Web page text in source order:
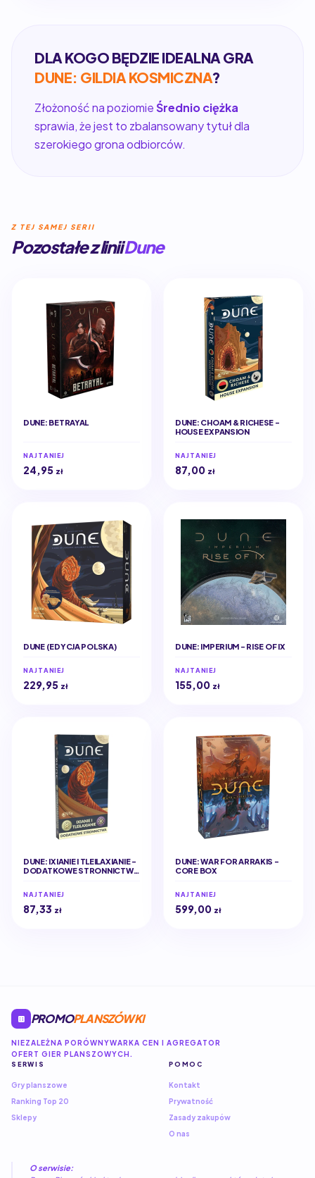
DLA KOGO BĘDZIE IDEALNA GRA
DUNE: GILDIA KOSMICZNA?
Złożoność na poziomieŚrednio ciężka
sprawia, że jest to zbalansowany tytuł dla
szerokiego grona odbiorców.
Z TEJ SAMEJ SERII
Pozostałe z liniiDune
DUNE: BETRAYAL
NAJTANIEJ
24,95 zł
DUNE: CHOAM & RICHESE -
HOUSE EXPANSION
NAJTANIEJ
87,00 zł
DUNE (EDYCJA POLSKA)
NAJTANIEJ
229,95 zł
DUNE: IMPERIUM - RISE OF IX
NAJTANIEJ
155,00 zł
DUNE: IXIANIE I TLEILAXIANIE -
DODATKOWE STRONNICTWA
NAJTANIEJ
87,33 zł
DUNE: WAR FOR ARRAKIS -
CORE BOX
NAJTANIEJ
599,00 zł
PROMOPLANSZÓWKI
NIEZALEŻNA PORÓWNYWARKA CEN I AGREGATOR
OFERT GIER PLANSZOWYCH.
SERWIS
Gry planszowe
Ranking Top 20
Sklepy
POMOC
Kontakt
Prywatność
Zasady zakupów
O nas
O serwisie: